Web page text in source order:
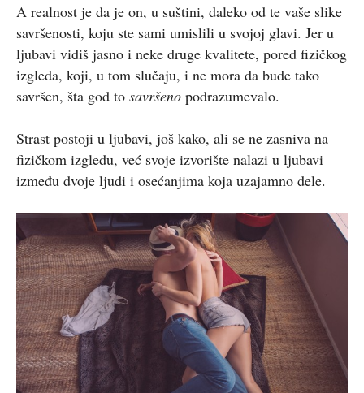
A realnost je da je on, u suštini, daleko od te vaše slike
savršenosti, koju ste sami umislili u svojoj glavi. Jer u
ljubavi vidiš jasno i neke druge kvalitete, pored fizičkog
izgleda, koji, u tom slučaju, i ne mora da bude tako
savršen, šta god to savršeno podrazumevalo.
Strast postoji u ljubavi, još kako, ali se ne zasniva na
fizičkom izgledu, već svoje izvorište nalazi u ljubavi
između dvoje ljudi i osećanjima koja uzajamno dele.